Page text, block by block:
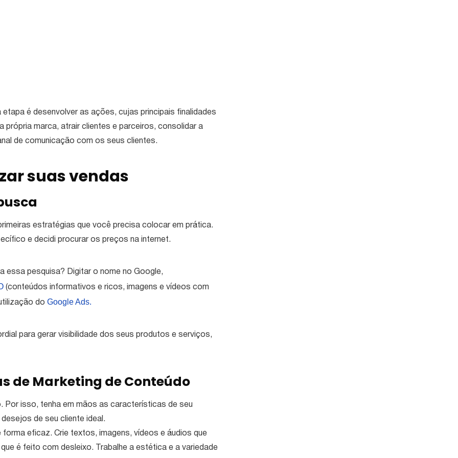
é desenvolver as ações, cujas principais finalidades
marca, atrair clientes e parceiros, consolidar a
de comunicação com os seus clientes.
suas vendas
estratégias que você precisa colocar em prática.
e decidi procurar os preços na internet.
essa pesquisa? Digitar o nome no Google,
(conteúdos informativos e ricos, imagens e vídeos com
do Google Ads.
para gerar visibilidade dos seus produtos e serviços,
de Marketing de Conteúdo
isso, tenha em mãos as características de seu
de seu cliente ideal.
eficaz. Crie textos, imagens, vídeos e áudios que
é feito com desleixo. Trabalhe a estética e a variedade